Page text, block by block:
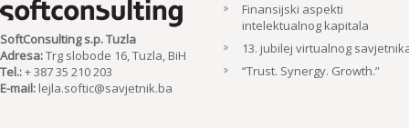
SoftConsulting s.p. Tuzla
Adresa:Trg slobode 16, Tuzla, BiH
Tel.:+ 387 35 210 203
E-mail: lejla.softic@savjetnik.ba
Finansijski aspekti
intelektualnog kapitala
13. jubilej virtualnog
“Trust. Synergy. Growth.”